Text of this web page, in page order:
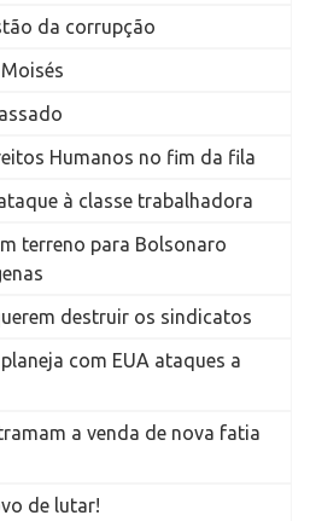
da corrupção
Humanos no fim da fila
à classe trabalhadora
terreno para Bolsonaro
destruir os sindicatos
com EUA ataques a
a venda de nova fatia
de lutar!